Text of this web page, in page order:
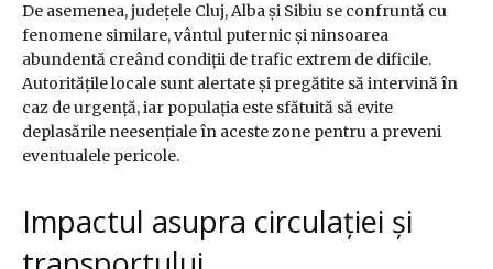
De asemenea, județele Cluj, Alba și Sibiu se confruntă cu
fenomene similare, vântul puternic și ninsoarea
abundentă creând condiții de trafic extrem de dificile.
Autoritățile locale sunt alertate și pregătite să intervină în
caz de urgență, iar populația este sfătuită să evite
deplasările neesențiale în aceste zone pentru a preveni
eventualele pericole.
Impactul asupra circulației și